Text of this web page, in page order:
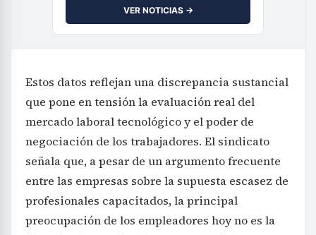
VER NOTICIAS →
Estos datos reflejan una discrepancia sustancial
que pone en tensión la evaluación real del
mercado laboral tecnológico y el poder de
negociación de los trabajadores. El sindicato
señala que, a pesar de un argumento frecuente
entre las empresas sobre la supuesta escasez de
profesionales capacitados, la principal
preocupación de los empleadores hoy no es la